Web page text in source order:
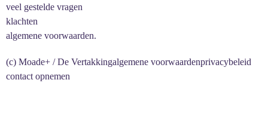
veel gestelde vragen
klachten
algemene voorwaarden.
(c) Moade+ / De Vertakkingalgemene voorwaardenprivacybeleid
contact opnemen